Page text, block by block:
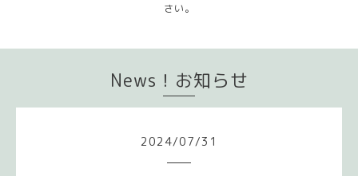
さい。
News！お知らせ
2024/07/31